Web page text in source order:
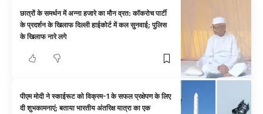
छात्रों के समर्थन में अन्ना हजारे का मौन व्रत: कॉकरोच पार्टी
के प्रदर्शन के खिलाफ दिल्ली हाईकोर्ट में कल सुनवाई; पुलिस
के खिलाफ नारे लगे
पीएम मोदी ने स्काईरूट को विक्रम-1 के सफल प्रक्षेपण के लिए
दी शुभकामनाएं; बताया भारतीय अंतरिक्ष यात्रा का एक